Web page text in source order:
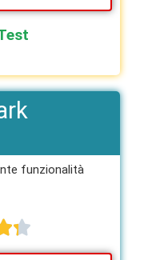
funzionalità​
